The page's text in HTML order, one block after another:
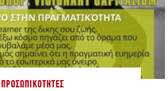
ΠΡΟΣΩΠΙΚΌΤΗΤΕΣ